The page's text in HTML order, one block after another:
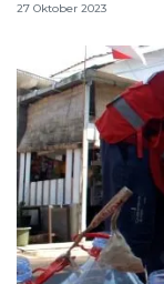
27 Oktober 2023